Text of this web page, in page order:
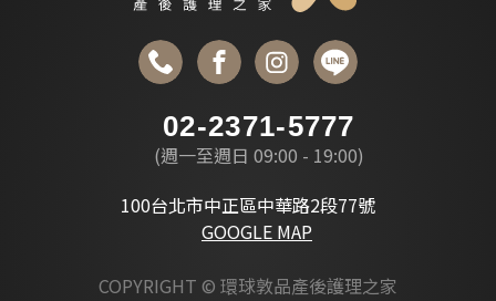
02-2371-5777
(週一至週日 09:00 - 19:00)
100台北市中正區中華路2段77號
GOOGLE MAP
COPYRIGHT © 環球敦品產後護理之家